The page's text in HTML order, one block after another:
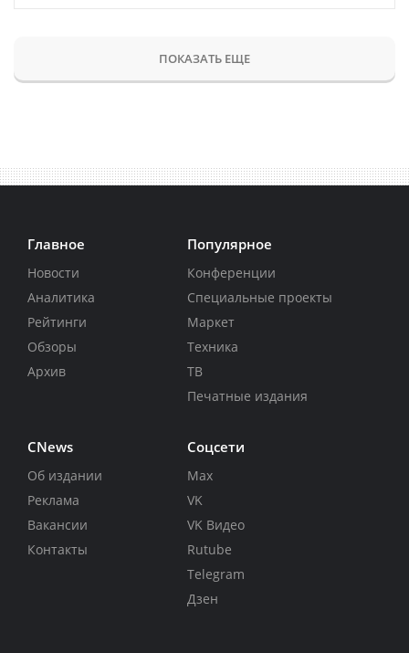
ПОКАЗАТЬ ЕЩЕ
Главное
Новости
Аналитика
Рейтинги
Обзоры
Архив
Популярное
Конференции
Специальные проекты
Маркет
Техника
ТВ
Печатные издания
CNews
Об издании
Реклама
Вакансии
Контакты
Соцсети
Max
VK
VK Видео
Rutube
Telegram
Дзен